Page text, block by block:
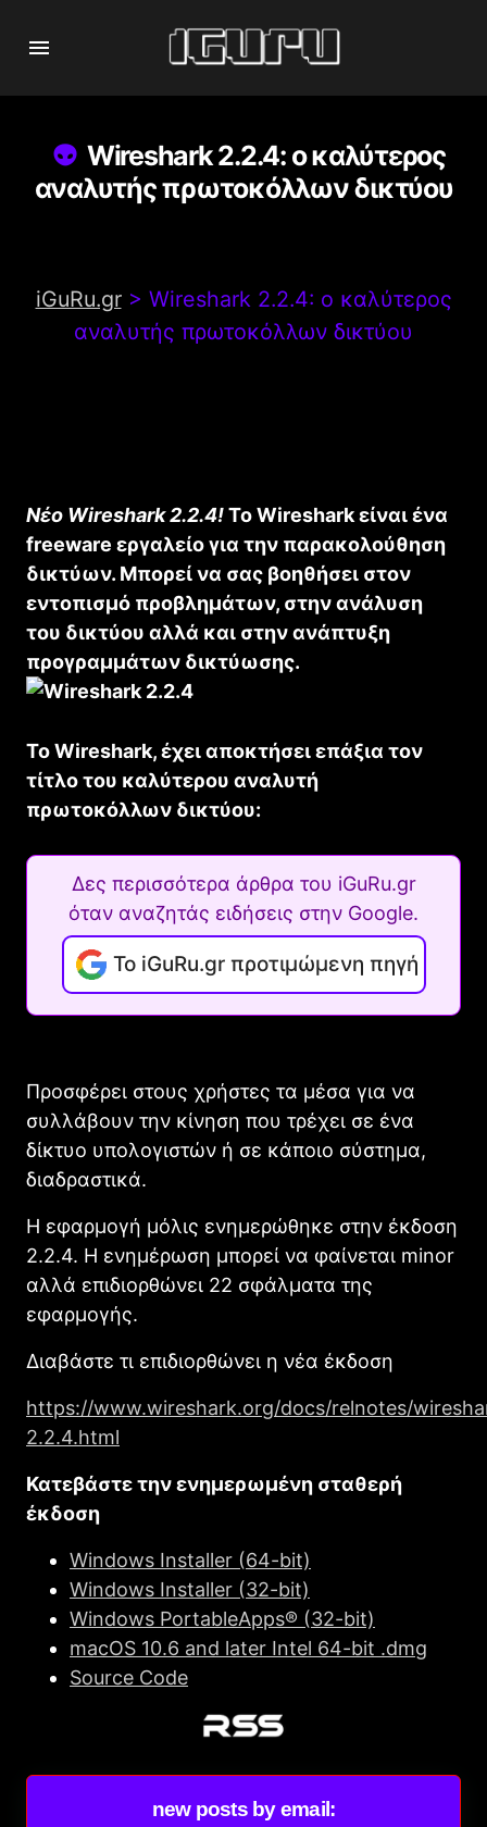
Wireshark 2.2.4: ο καλύτερος
αναλυτής πρωτοκόλλων δικτύου
iGuRu.gr> Wireshark 2.2.4: ο καλύτερος
αναλυτής πρωτοκόλλων δικτύου
Νέο Wireshark 2.2.4!Το Wireshark είναι ένα
freeware εργαλείο για την παρακολούθηση
δικτύων. Μπορεί να σας βοηθήσει στον
εντοπισμό προβλημάτων, στην ανάλυση
του δικτύου αλλά και στην ανάπτυξη
προγραμμάτων δικτύωσης.
Το Wireshark, έχει αποκτήσει επάξια τον
τίτλο του καλύτερου αναλυτή
πρωτοκόλλων δικτύου:
Δες περισσότερα άρθρα του iGuRu.gr
όταν αναζητάς ειδήσεις στην Google.
Το iGuRu.gr προτιμώμενη πηγή
Προσφέρει στους χρήστες τα μέσα για να
συλλάβουν την κίνηση που τρέχει σε ένα
δίκτυο υπολογιστών ή σε κάποιο σύστημα,
διαδραστικά.
Η εφαρμογή μόλις ενημερώθηκε στην έκδοση
2.2.4. Η ενημέρωση μπορεί να φαίνεται minor
αλλά επιδιορθώνει 22 σφάλματα της
εφαρμογής.
Διαβάστε τι επιδιορθώνει η νέα έκδοση
https://www.wireshark.org/docs/relnotes/
2.2.4.html
Κατεβάστε την ενημερωμένη σταθερή
έκδοση
Windows Installer (64-bit)
Windows Installer (32-bit)
Windows PortableApps® (32-bit)
macOS 10.6 and later Intel 64-bit .dmg
Source Code
new posts by email: